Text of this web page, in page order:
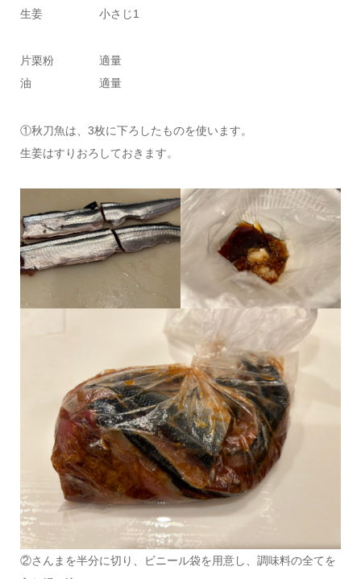
生姜 小さじ1
片栗粉 適量
油 適量
①秋刀魚は、3枚に下ろしたものを使います。
生姜はすりおろしておきます。
②さんまを半分に切り、ビニール袋を用意し、調味料の全てを